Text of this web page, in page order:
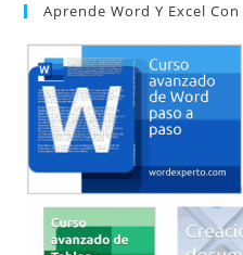
Aprende Word Y Excel